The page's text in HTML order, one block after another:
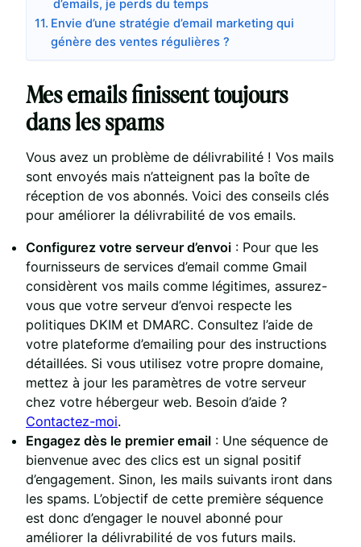
d’emails, je perds du temps
Envie d’une stratégie d’email marketing qui
génère des ventes régulières ?
Mes emails finissent toujours
dans les spams
Vous avez un problème de délivrabilité ! Vos mails
sont envoyés mais n’atteignent pas la boîte de
réception de vos abonnés. Voici des conseils clés
pour améliorer la délivrabilité de vos emails.
Configurez votre serveur d’envoi : Pour que les
fournisseurs de services d’email comme Gmail
considèrent vos mails comme légitimes, assurez-
vous que votre serveur d’envoi respecte les
politiques DKIM et DMARC. Consultez l’aide de
votre plateforme d’emailing pour des instructions
détaillées. Si vous utilisez votre propre domaine,
mettez à jour les paramètres de votre serveur
chez votre hébergeur web. Besoin d’aide ?
Contactez-moi.
Engagez dès le premier email : Une séquence de
bienvenue avec des clics est un signal positif
d’engagement. Sinon, les mails suivants iront dans
les spams. L’objectif de cette première séquence
est donc d’engager le nouvel abonné pour
améliorer la délivrabilité de vos futurs mails.